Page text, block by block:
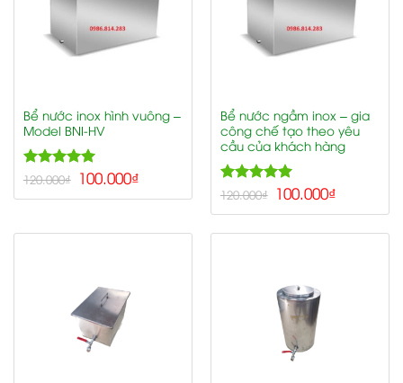
Bể nước inox hình vuông –
Model BNI-HV
Rated5.00
120.000₫ 100.000₫
Bể nước ngầm inox – gia
công chế tạo theo yêu
cầu của khách hàng
Rated5.00
120.000₫ 100.000₫